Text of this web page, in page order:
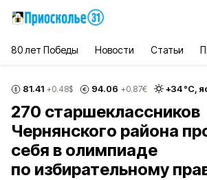
80 лет Победы Новости Статьи
81.41 +0.48$ 94.06 +0.87€ +34°С,
270 старшеклассников
Чернянского района
себя в олимпиаде
по избирательному